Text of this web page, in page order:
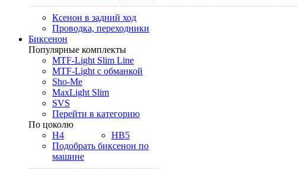
Ксенон в задний ход
Проводка, переходники
Биксенон
Популярные комплекты
MTF-Light Slim Line
MTF-Light с обманкой
Sho-Me
MaxLight Slim
SVS
Перейти в категорию
По цоколю
H4
HB5
Подобрать биксенон по
машине